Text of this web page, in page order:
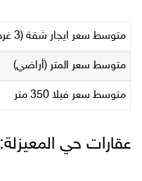
متوسط سعر ايجار شقة (3 غرف)
متوسط سعر المتر (أراضي)
متوسط سعر فيلا 350 متر
عقارات حي المعيزلة: